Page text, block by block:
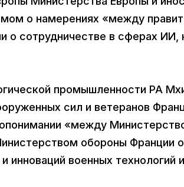
о намерениях «между
о сотрудничестве в сферах ИИ,
промышленности РА
сил и ветеранов
«между
обороны Франции
инноваций военных